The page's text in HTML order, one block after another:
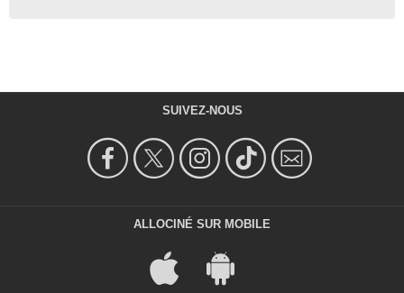
SUIVEZ-NOUS
ALLOCINÉ SUR MOBILE